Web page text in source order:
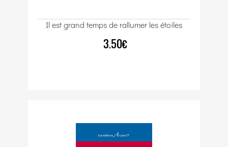
Il est grand temps de rallumer les étoiles
3.50€